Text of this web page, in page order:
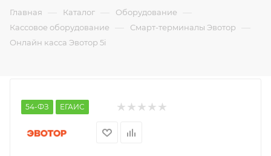
Главная — Каталог — Оборудование —
Кассовое оборудование — Смарт-терминалы Эвотор —
Онлайн касса Эвотор 5i
54-ФЗ ЕГАИС